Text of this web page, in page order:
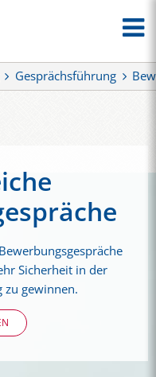
Gesprächsführung
Sicherheit in der
zu gewinnen.